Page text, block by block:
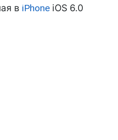
в iPhone iOS 6.0